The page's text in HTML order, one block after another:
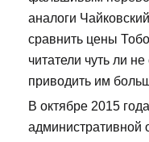
аналоги
сравнить цены
читатели чуть ли
приводить им
В октябре 2015
административной